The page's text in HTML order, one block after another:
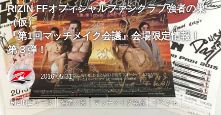
RIZIN FFオフィシャルファンクラブ強者の巣
（仮）
『第1回マッチメイク会議』会場限定情報！
第３弾！
2016-05-31
RIZINニュース 強者ノ巣 マッチメイク会議 イベント